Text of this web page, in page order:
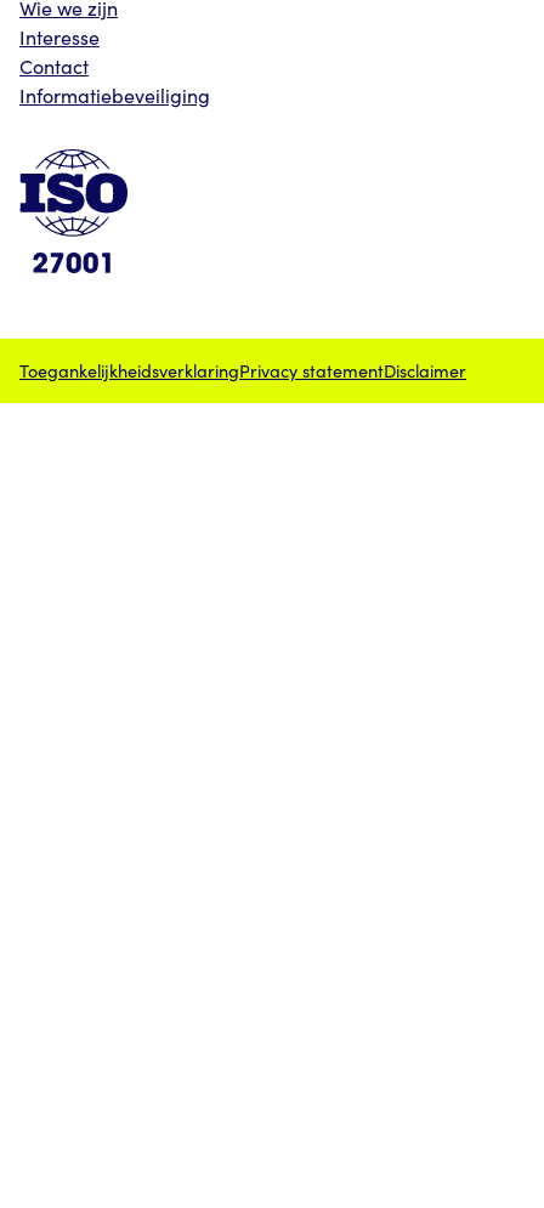
Wie we zijn
Interesse
Contact
Informatiebeveiliging
ToegankelijkheidsverklaringPrivacy statementDisclaimer